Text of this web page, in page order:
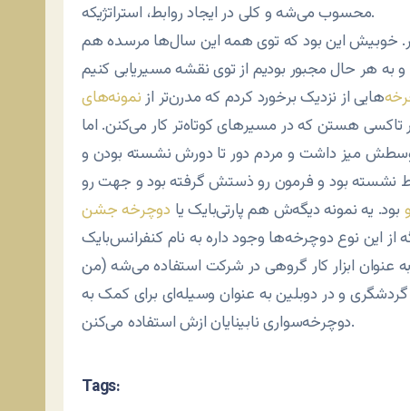
محسوب می‌شه و کلی در ایجاد روابط، استراتژیکه.
خوبیش این بود که توی همه این سال‌ها مرسده هم
هایی از نزدیک برخورد کردم که مدرن‌تر از نمونه‌های
هستن که در مسیرهای کوتاه‌تر کار می‌کنن. اما
وسطش میز داشت و مردم دور تا دورش نشسته بودن و
نشسته بود و فرمون رو ذستش گرفته بود و جهت رو
بود. یه نمونه دیگه‌ش هم پارتی‌بایک یا دوچرخه جشن
این نوع دوچرخه‌ها وجود داره به نام کنفرانس‌بایک
عنوان ابزار کار گروهی در شرکت استفاده می‌شه (من
و در دوبلین به عنوان وسیله‌ای برای کمک به
دوچرخه‌سواری نابینایان ازش استفاده می‌کنن.
Tags: